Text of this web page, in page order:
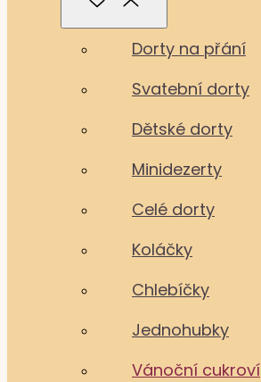
Dorty na přání
Svatební dorty
Dětské dorty
Minidezerty
Celé dorty
Koláčky
Chlebíčky
Jednohubky
Vánoční cukroví